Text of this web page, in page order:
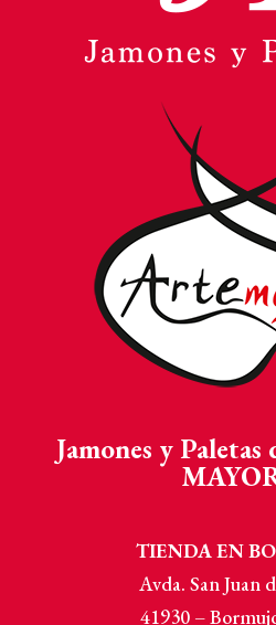
Jamones y
TIENDA EN
Avda. San Juan
41930 –